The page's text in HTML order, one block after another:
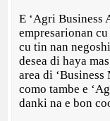
E ‘Agri Business
empresarionan
cu tin nan
desea di haya
area di ‘Business
como tambe e
danki na e bon